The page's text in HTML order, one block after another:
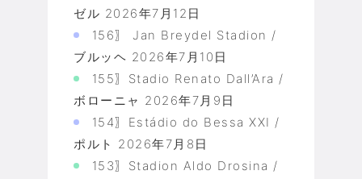
ゼル 2026年7月12日
156〗 Jan Breydel Stadion /
ブルッヘ 2026年7月10日
155〗Stadio Renato Dall’Ara /
ボローニャ 2026年7月9日
154〗Estádio do Bessa XXI /
ポルト 2026年7月8日
153〗Stadion Aldo Drosina /